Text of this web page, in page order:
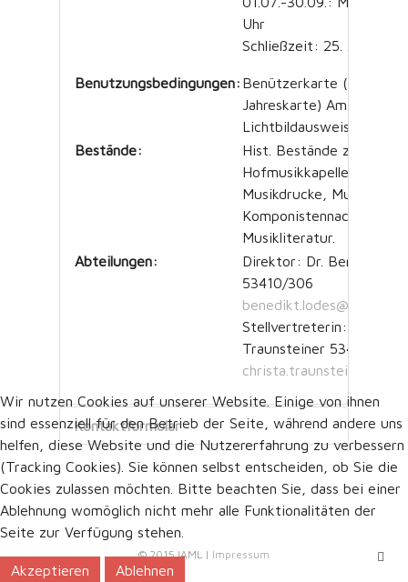
Schließzeit: 25. Juli bis
Benutzungsbedingungen: Benützerkarte (Tages-
Jahreskarte) Amtl.
Lichtbildausweis
Bestände:
Hist. Bestände zur
Hofmusikkapelle,
Musikdrucke,
Komponistennachlässe,
Musikliteratur.
Abteilungen:
Direktor: Dr. Benedikt
53410/306
benedikt.lodes@onb.ac.at
Stellvertreterin: Mag.
Traunsteiner 53410/312
Kontaktformular
Eine E-Mail senden
© 2015 IAML | Impressum
Wir nutzen Cookies auf unserer Website. Einige von ihnen
sind essenziell für den Betrieb der Seite, während andere uns
helfen, diese Website und die Nutzererfahrung zu verbessern
(Tracking Cookies). Sie können selbst entscheiden, ob Sie die
Cookies zulassen möchten. Bitte beachten Sie, dass bei einer
Ablehnung womöglich nicht mehr alle Funktionalitäten der
Seite zur Verfügung stehen.
Akzeptieren Ablehnen